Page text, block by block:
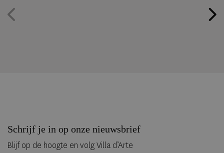
Schrijf je in op onze nieuwsbrief
Blijf op de hoogte en volg Villa d’Arte